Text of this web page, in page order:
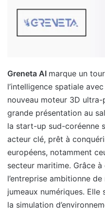
Greneta AI marque un
l’intelligence spatiale
nouveau moteur 3D ultra-
grande présentation au
la start-up sud-coréenne
acteur clé, prêt à
européens, notamment
secteur maritime. Grâce
l’entreprise ambitionne
jumeaux numériques.
la simulation